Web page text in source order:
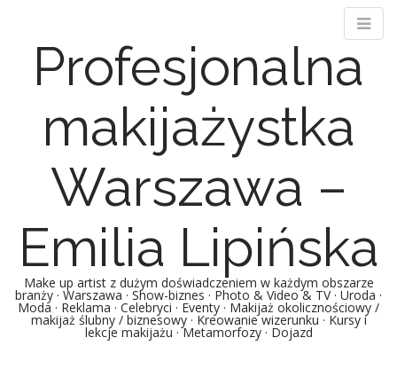
Profesjonalna
makijażystka
Warszawa –
Emilia Lipińska
Make up artist z dużym doświadczeniem w każdym obszarze
branży · Warszawa · Show-biznes · Photo & Video & TV · Uroda ·
Moda · Reklama · Celebryci · Eventy · Makijaż okolicznościowy /
makijaż ślubny / biznesowy · Kreowanie wizerunku · Kursy i
lekcje makijażu · Metamorfozy · Dojazd